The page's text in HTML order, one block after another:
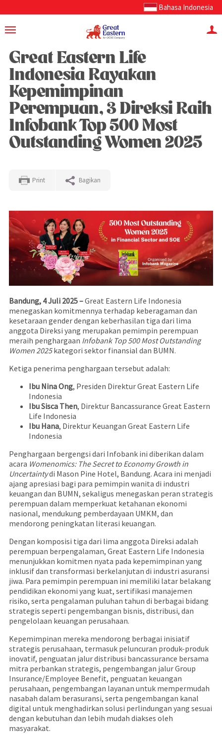
Bahasa Indonesia
Great Eastern Life
Indonesia Rayakan
Kepemimpinan
Perempuan, 3 Direksi Raih
Infobank Top 500 Most
Outstanding Women 2025
Print Bagikan
Bandung, 4 Juli 2025 –Great Eastern Life Indonesia
menegaskan komitmennya terhadap keberagaman dan
kesetaraan gender dengan keberhasilan tiga dari lima
anggota Direksi yang merupakan pemimpin perempuan
meraih penghargaan Infobank Top 500 Most Outstanding
Women 2025kategori sektor finansial dan BUMN.
Ketiga penerima penghargaan tersebut adalah:
Ibu Nina Ong, Presiden Direktur Great Eastern Life
Indonesia
Ibu Sisca Then, Direktur Bancassurance Great Eastern
Life Indonesia
Ibu Hana, Direktur Keuangan Great Eastern Life
Indonesia
Penghargaan bergengsi dari Infobank ini diberikan dalam
acara Womenomics: The Secret to Economy Growth in
Uncertaintydi Mason Pine Hotel, Bandung. Acara ini menjadi
ajang apresiasi bagi para pemimpin wanita di industri
keuangan dan BUMN, sekaligus menegaskan peran strategis
perempuan dalam memperkuat ketahanan ekonomi
nasional, mendukung pemberdayaan UMKM, dan
mendorong peningkatan literasi keuangan.
Dengan komposisi tiga dari lima anggota Direksi adalah
perempuan berpengalaman, Great Eastern Life Indonesia
menunjukkan komitmen nyata pada kepemimpinan yang
inklusif dan transformasi berkelanjutan di industri asuransi
jiwa. Para pemimpin perempuan ini memiliki latar belakang
pendidikan ekonomi yang kuat, sertifikasi manajemen
risiko, serta pengalaman puluhan tahun di berbagai bidang
strategis seperti pengembangan bisnis, distribusi, dan
pengelolaan keuangan perusahaan.
Kepemimpinan mereka mendorong berbagai inisiatif
strategis perusahaan, termasuk peluncuran produk-produk
inovatif, penguatan jalur distribusi bancassurance bersama
mitra perbankan strategis, pengembangan jalur Group
Insurance/Employee Benefit, penguatan keuangan
perusahaan, pengembangan layanan untuk mempermudah
nasabah dalam berasuransi, serta pengembangan kanal
digital untuk menghadirkan solusi perlindungan yang sesuai
dengan kebutuhan dan lebih mudah diakses oleh
masyarakat.